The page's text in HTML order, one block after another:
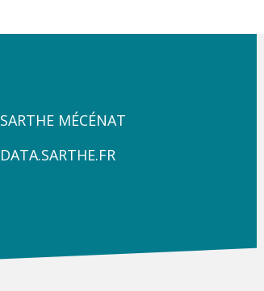
ZONE
4
SARTHE MÉCÉNAT
DATA.SARTHE.FR